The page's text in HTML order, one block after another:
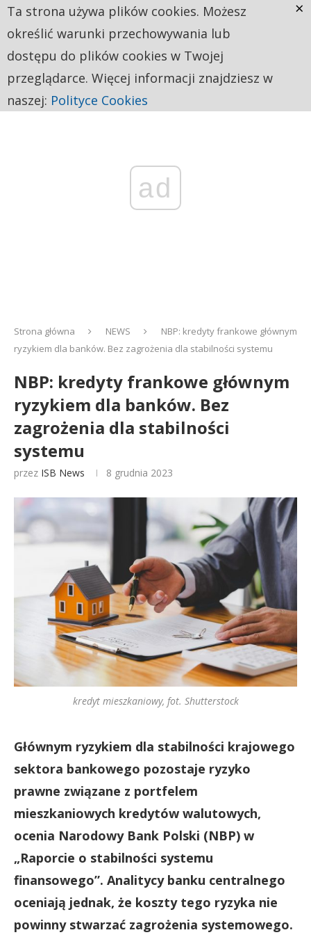
ad
Strona główna NEWS
NBP: kredyty frankowe głównym
ryzykiem dla banków. Bez zagrożenia dla stabilności systemu
NBP: kredyty frankowe głównym
ryzykiem dla banków. Bez
zagrożenia dla stabilności
systemu
przez ISB News 8 grudnia 2023
kredyt mieszkaniowy, fot. Shutterstock
Głównym ryzykiem dla stabilności krajowego
sektora bankowego pozostaje ryzyko
prawne związane z portfelem
mieszkaniowych kredytów walutowych,
ocenia Narodowy Bank Polski (NBP) w
„Raporcie o stabilności systemu
finansowego”. Analitycy banku centralnego
oceniają jednak, że koszty tego ryzyka nie
powinny stwarzać zagrożenia systemowego.
Ta strona używa plików cookies. Możesz
określić warunki przechowywania lub
dostępu do plików cookies w Twojej
przeglądarce. Więcej informacji znajdziesz w
naszej: Polityce Cookies
×